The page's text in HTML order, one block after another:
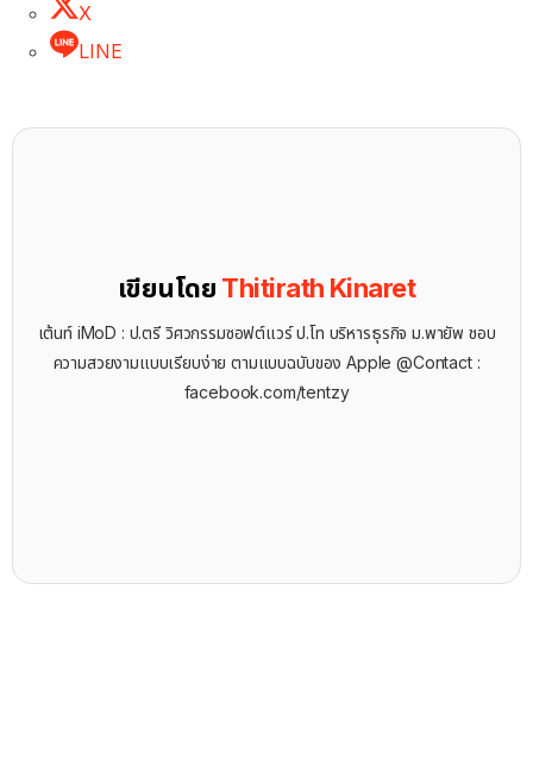
X
LINE
เขียนโดย Thitirath Kinaret
เต้นท์ iMoD : ป.ตรี วิศวกรรมซอฟต์แวร์ ป.โท บริหารธุรกิจ ม.พายัพ ชอบ
ความสวยงามแบบเรียบง่าย ตามแบบฉบับของ Apple @Contact :
facebook.com/tentzy